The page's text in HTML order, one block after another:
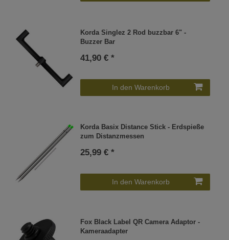
Korda Singlez 2 Rod buzzbar 6" -
Buzzer Bar
41,90 € *
In den Warenkorb
Korda Basix Distance Stick - Erdspieße
zum Distanzmessen
25,99 € *
In den Warenkorb
Fox Black Label QR Camera Adaptor -
Kameraadapter